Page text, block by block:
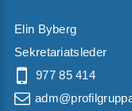
Elin Byberg
Sekretariatsleder
977 85 414